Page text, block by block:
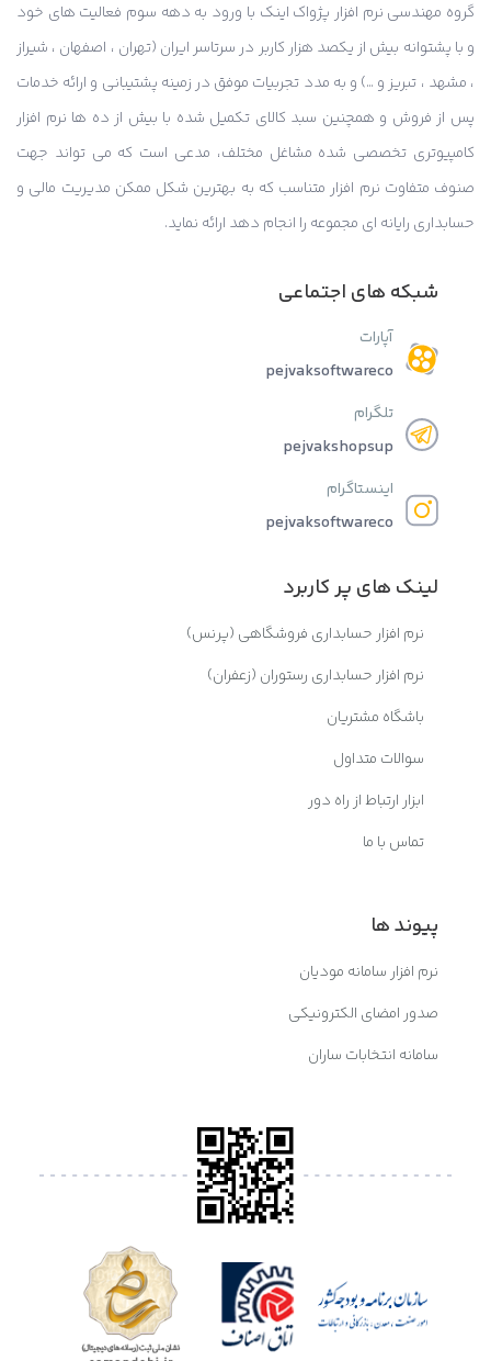
گروه مهندسی نرم افزار پژواک اینک با ورود به دهه سوم فعالیت های خود
و با پشتوانه بیش از یکصد هزار کاربر در سرتاسر ایران (تهران ، اصفهان ، شیراز
، مشهد ، تبریز و …) و به مدد تجربیات موفق در زمینه پشتیبانی و ارائه خدمات
پس از فروش و همچنین سبد کالای تکمیل شده با بیش از ده ها نرم افزار
کامپیوتری تخصصی شده مشاغل مختلف، مدعی است که می تواند جهت
صنوف متفاوت نرم افزار متناسب که به بهترین شکل ممکن مدیریت مالی و
حسابداری رایانه ای مجموعه را انجام دهد ارائه نماید.
شبکه های اجتماعی
آپارات
pejvaksoftwareco
تلگرام
pejvakshopsup
اینستاگرام
pejvaksoftwareco
لینک های پر کاربرد
نرم افزار حسابداری فروشگاهی (پرنس)
نرم افزار حسابداری رستوران (زعفران)
باشگاه مشتریان
سوالات متداول
ابزار ارتباط از راه دور
تماس با ما
پیوند ها
نرم افزار سامانه مودیان
صدور امضای الکترونیکی
سامانه انتخابات ساران